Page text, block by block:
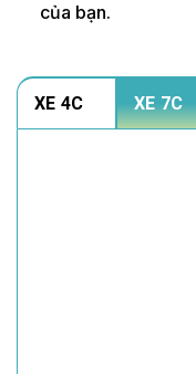
của bạn.
XE 4C XE 7C